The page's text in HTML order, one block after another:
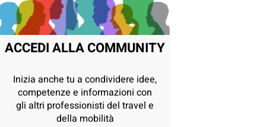
ACCEDI ALLA COMMUNITY
Inizia anche tu a condividere idee,
competenze e informazioni con
gli altri professionisti del travel e
della mobilità